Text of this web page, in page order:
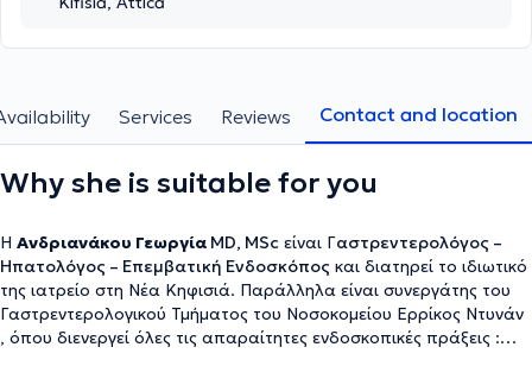
Services Reviews Contact and location
Why she is suitable for you
H Ανδριανάκου Γεωργία MD, MSc είναι Γαστρεντερολόγος –
Ηπατολόγος – Επεμβατική Ενδοσκόπος και διατηρεί το ιδιωτικό
της ιατρείο στη Νέα Κηφισιά. Παράλληλα είναι συνεργάτης του
Γαστρεντερολογικού Τμήματος του Νοσοκομείου Ερρίκος Ντυνάν
, όπου διενεργεί όλες τις απαραίτητες ενδοσκοπικές πράξεις :